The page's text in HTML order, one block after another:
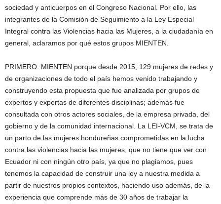
sociedad y anticuerpos en el Congreso Nacional. Por ello, las
integrantes de la Comisión de Seguimiento a la Ley Especial
Integral contra las Violencias hacia las Mujeres, a la ciudadanía en
general, aclaramos por qué estos grupos MIENTEN.
PRIMERO: MIENTEN porque desde 2015, 129 mujeres de redes y
de organizaciones de todo el país hemos venido trabajando y
construyendo esta propuesta que fue analizada por grupos de
expertos y expertas de diferentes disciplinas; además fue
consultada con otros actores sociales, de la empresa privada, del
gobierno y de la comunidad internacional. La LEI-VCM, se trata de
un parto de las mujeres hondureñas comprometidas en la lucha
contra las violencias hacia las mujeres, que no tiene que ver con
Ecuador ni con ningún otro país, ya que no plagiamos, pues
tenemos la capacidad de construir una ley a nuestra medida a
partir de nuestros propios contextos, haciendo uso además, de la
experiencia que comprende más de 30 años de trabajar la